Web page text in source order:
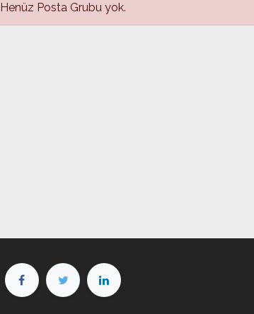
Henüz Posta Grubu yok.